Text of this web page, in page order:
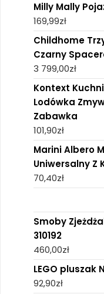
Milly Mally
169,99zł
Childhome
Czarny
3 799,00zł
Kontext
Lodówka
Zabawka
101,90zł
Marini Albero
Uniwersalny Z
70,40zł
Smoby
310192
460,00zł
LEGO pluszak
92,90zł